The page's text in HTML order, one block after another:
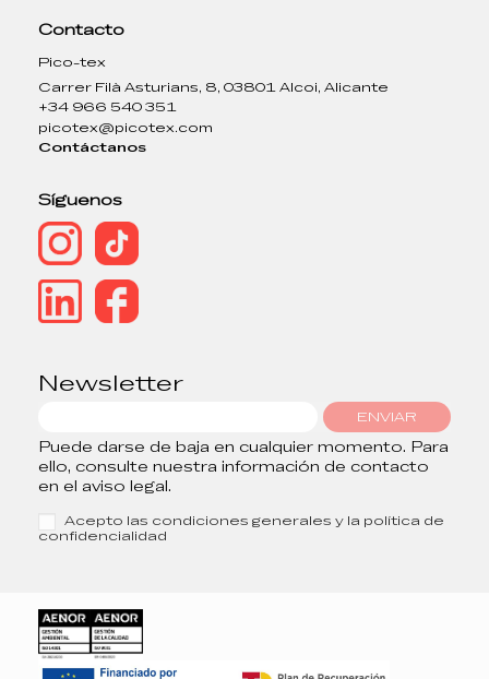
Contacto
Pico-tex
Carrer Filà Asturians, 8, 03801 Alcoi, Alicante
+34 966 540 351
picotex@picotex.com
Contáctanos
Síguenos
Newsletter
ENVIAR
Puede darse de baja en cualquier momento. Para
ello, consulte nuestra información de contacto
en el aviso legal.
Acepto las condiciones generales y la política de
confidencialidad